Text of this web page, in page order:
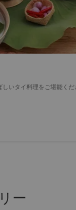
いタイ料理をご堪能くだ
ー